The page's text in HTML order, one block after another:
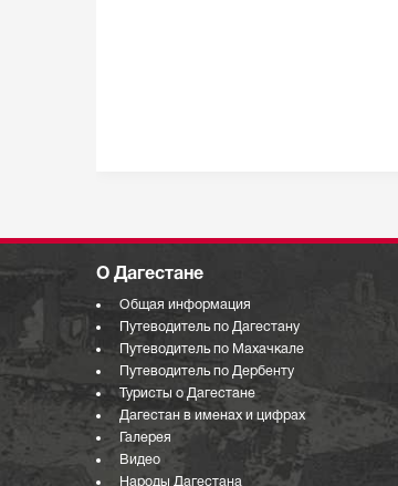
О Дагестане
Общая информация
Путеводитель по Дагестану
Путеводитель по Махачкале
Путеводитель по Дербенту
Туристы о Дагестане
Дагестан в именах и цифрах
Галерея
Видео
Народы Дагестана